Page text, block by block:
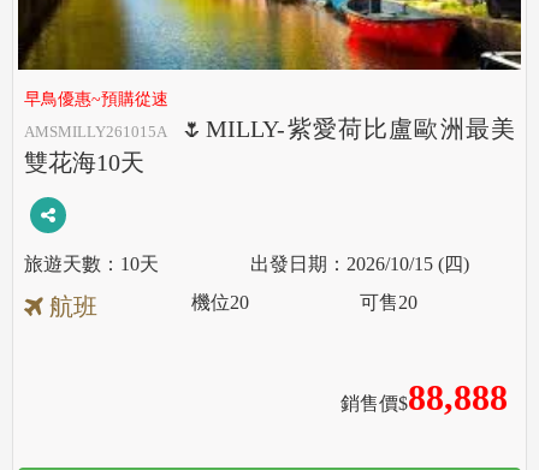
早鳥優惠~預購從速
AMSMILLY261015A
🌷MILLY-紫愛荷比盧歐洲最美
雙花海10天
10天 2026/10/15 (四)
航班
銷售價$88,888
機位20 可售20